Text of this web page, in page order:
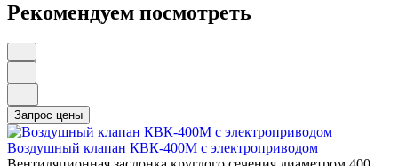
Рекомендуем посмотреть
Воздушный клапан КВК-400М с электроприводом